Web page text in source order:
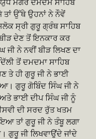
ਮਗਰੋਂ ਦਮਦਮੇ ਸਾਹਿਬ
ਤਾਂ ਉੱਥੇ ਉਹਨਾਂ ਨੇ ਨੌਵੇਂ
ਸ੍ਰੀ ਗੁਰੂ ਗ੍ਰੰਥ ਸਾਹਿਬ
ਦੇਣ ਤੋਂ ਇਨਕਾਰ ਕਰ
ਜੀ ਨੇ ਨਵੀਂ ਬੀੜ ਲਿਖਣ ਦਾ
ਤੋਂ ਦਮਦਮਾ ਸਾਹਿਬ
ਤੇ ਹੀ ਗੁਰੂ ਜੀ ਨੇ ਭਾਈ
ਗੁਰੂ ਗੋਬਿੰਦ ਸਿੰਘ ਜੀ ਨੇ
ਭਾਈ ਦੀਪ ਸਿੰਘ ਜੀ ਨੂੰ
ਦੀ ਸਰਦ ਰੁੱਤ ਖਤਮ
ਤਾਂ ਗੁਰੂ ਜੀ ਨੇ ਤੰਬੂ ਲਗਾ
ਗੁਰੂ ਜੀ ਲਿਖਵਾਉਂਦੇ ਜਾਂਦੇ